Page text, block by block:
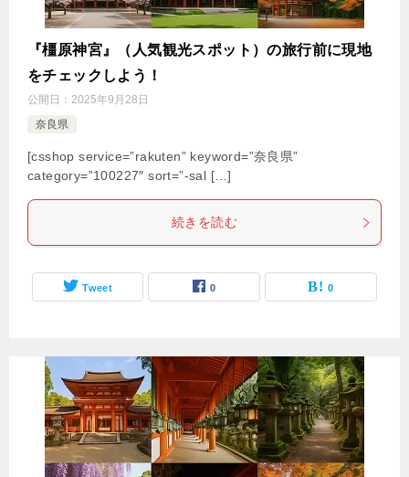
『橿原神宮』（人気観光スポット）の旅行前に現地
をチェックしよう！
公開日： 2025年9月28日
奈良県
[csshop service=”rakuten” keyword=”奈良県”
category=”100227″ sort=”-sal […]
続きを読む
Tweet 0 0